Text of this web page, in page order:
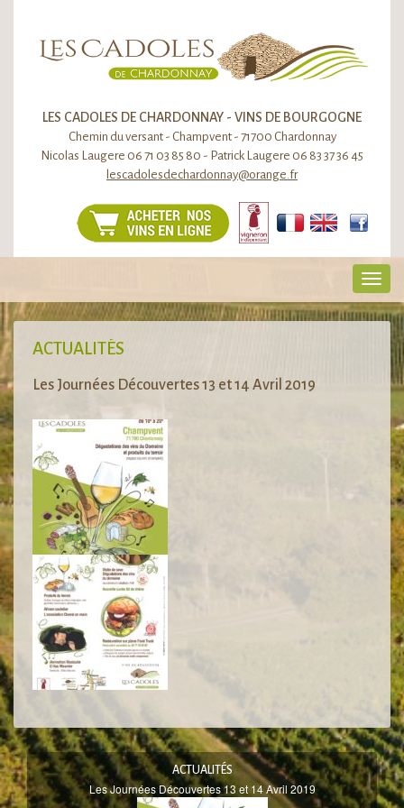
LES CADOLES DE CHARDONNAY - VINS DE BOURGOGNE
Chemin du versant - Champvent - 71700 Chardonnay
Nicolas Laugere 06 71 03 85 80 - Patrick Laugere 06 83 37 36 45
lescadolesdechardonnay@orange.fr
ACTUALITÉS
Les Journées Découvertes 13 et 14 Avril 2019
ACTUALITÉS
Les Journées Découvertes 13 et 14 Avril 2019